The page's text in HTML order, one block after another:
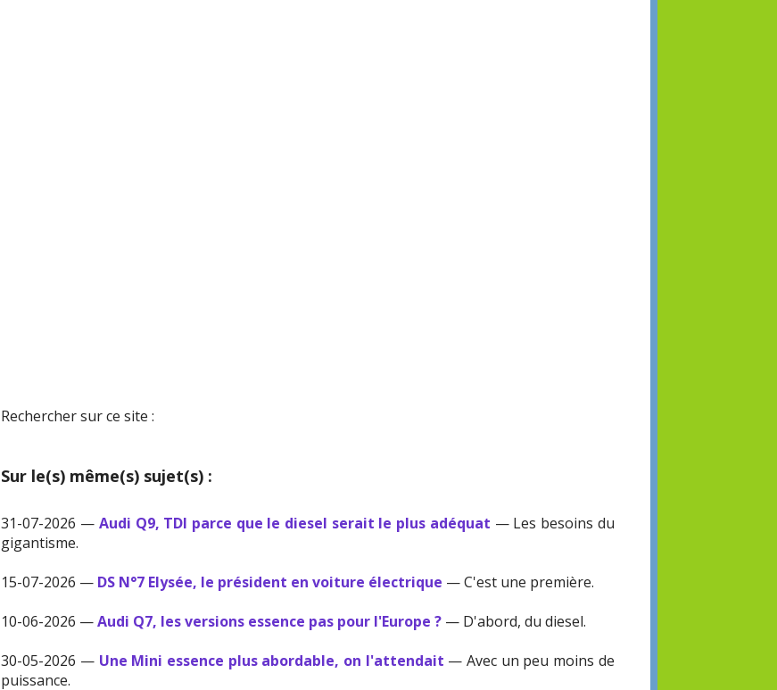
Rechercher sur ce site :
Sur le(s) même(s) sujet(s) :
31-07-2026 — Audi Q9, TDI parce que le diesel serait le plus adéquat — Les besoins du
gigantisme.
15-07-2026 — DS N°7 Elysée, le président en voiture électrique — C'est une première.
10-06-2026 —Audi Q7, les versions essence pas pour l'Europe ? — D'abord, du diesel.
30-05-2026 — Une Mini essence plus abordable, on l'attendait — Avec un peu moins de
puissance.